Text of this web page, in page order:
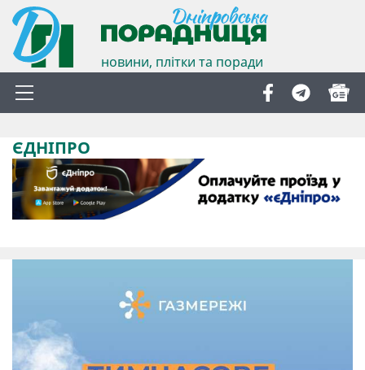
новини, плітки та поради
ЄДНІПРО